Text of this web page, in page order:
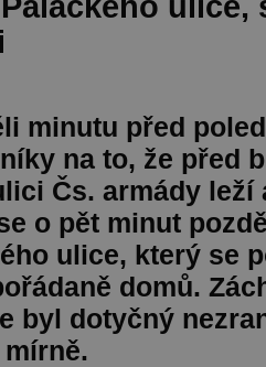
minutu před
na to, že před
Čs. armády leží
o pět minut
ulice, který se
domů.
byl dotyčný